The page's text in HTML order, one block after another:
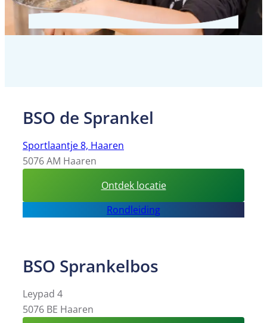
BSO de Sprankel
Sportlaantje 8, Haaren
5076 AM Haaren
Ontdek locatie:
BSO
de
Rondleiding
BSO Sprankelbos
Leypad 4
5076 BE Haaren